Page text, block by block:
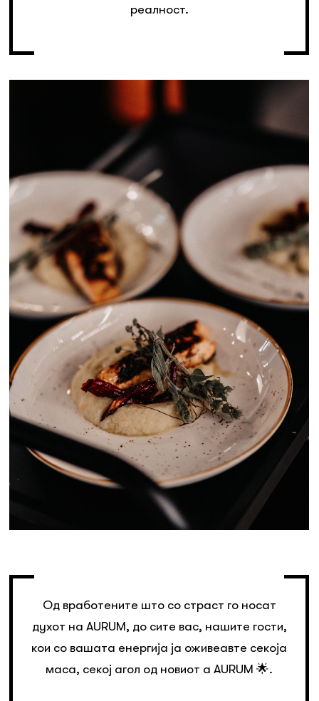
реалност.
Од вработените што со страст го носат
духот на AURUM, до сите вас, нашите гости,
кои со вашата енергија ја оживеавте секоја
маса, секој агол од новиот a AURUM 🌟.